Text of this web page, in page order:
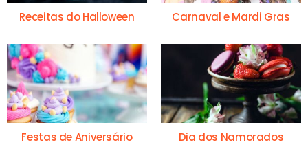
Receitas do Halloween Carnaval e Mardi Gras
Festas de Aniversário Dia dos Namorados